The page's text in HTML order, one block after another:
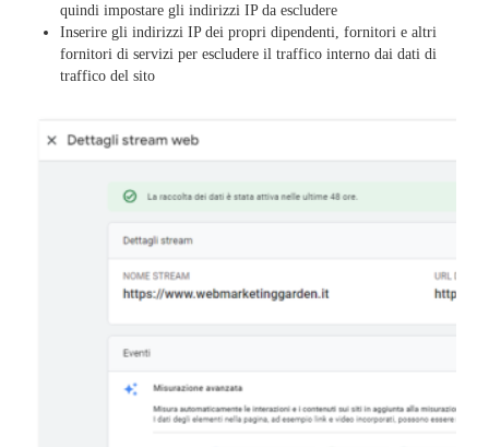
quindi impostare gli indirizzi IP da escludere
Inserire gli indirizzi IP dei propri dipendenti, fornitori e altri
fornitori di servizi per escludere il traffico interno dai dati di
traffico del sito